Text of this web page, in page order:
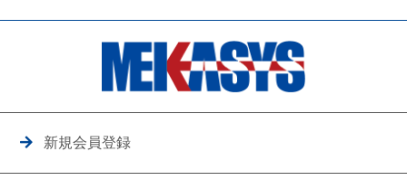
新規会員登録